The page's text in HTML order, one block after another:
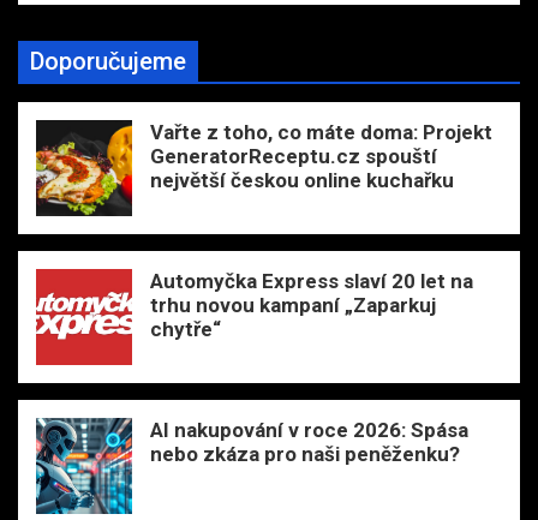
Doporučujeme
Vařte z toho, co máte doma: Projekt
GeneratorReceptu.cz spouští
největší českou online kuchařku
Automyčka Express slaví 20 let na
trhu novou kampaní „Zaparkuj
chytře“
AI nakupování v roce 2026: Spása
nebo zkáza pro naši peněženku?